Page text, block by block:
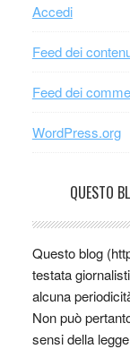
Accedi
Feed dei
Feed dei
WordPress.org
QUESTO
Questo blog
testata
alcuna
Non può
sensi della